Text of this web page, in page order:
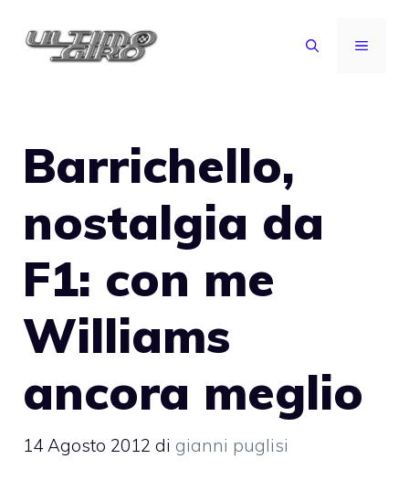
MENU
Barrichello,
nostalgia da
F1: con me
Williams
ancora meglio
14 Agosto 2012 di gianni puglisi